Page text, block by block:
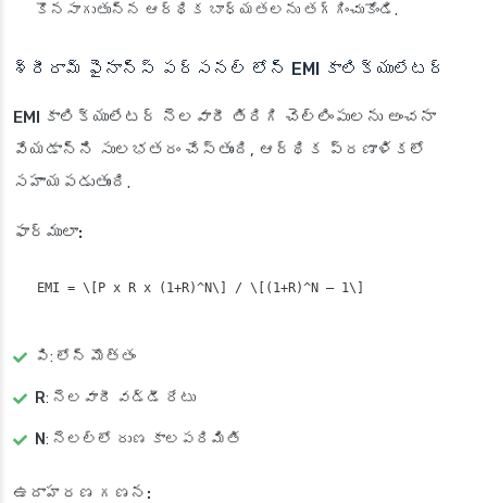
కొనసాగుతున్న ఆర్థిక బాధ్యతలను తగ్గించుకోండి.
శ్రీరామ్ ఫైనాన్స్ పర్సనల్ లోన్ EMI కాలిక్యులేటర్
EMI కాలిక్యులేటర్ నెలవారీ తిరిగి చెల్లింపులను అంచనా
వేయడాన్ని సులభతరం చేస్తుంది, ఆర్థిక ప్రణాళికలో
సహాయపడుతుంది.
ఫార్ములా:
EMI = \[P x R x (1+R)^N\] / \[(1+R)^N – 1\]
పి: లోన్ మొత్తం
R: నెలవారీ వడ్డీ రేటు
N: నెలల్లో రుణ కాలపరిమితి
ఉదాహరణ గణన: